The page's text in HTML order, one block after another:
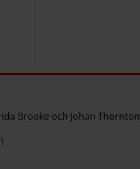
Brooke och Johan Thornton